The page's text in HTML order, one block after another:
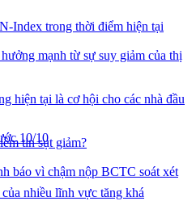
Index trong thời điểm hiện tại
mạnh từ sự suy giảm của thị
hiện tại là cơ hội cho các nhà đầu
tin sụt giảm?
báo vì chậm nộp BCTC soát xét
10/10
nhiều lĩnh vực tăng khá